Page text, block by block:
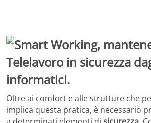
Oltre ai comfort e alle strutture che
implica questa pratica, è necessario